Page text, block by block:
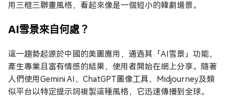
用三框三聯畫風格，看起來像是一個短小的韓劇場景。
AI雪景來自何處？
這一趨勢起源於中國的美圖應用，通過其「AI雪景」功能，
產生專業且富有情感的結果，使用者開始在網上分享。隨著
人們使用Gemini AI、ChatGPT圖像工具、Midjourney及類
似平台以特定提示詞複製這種風格，它迅速傳播到全球。